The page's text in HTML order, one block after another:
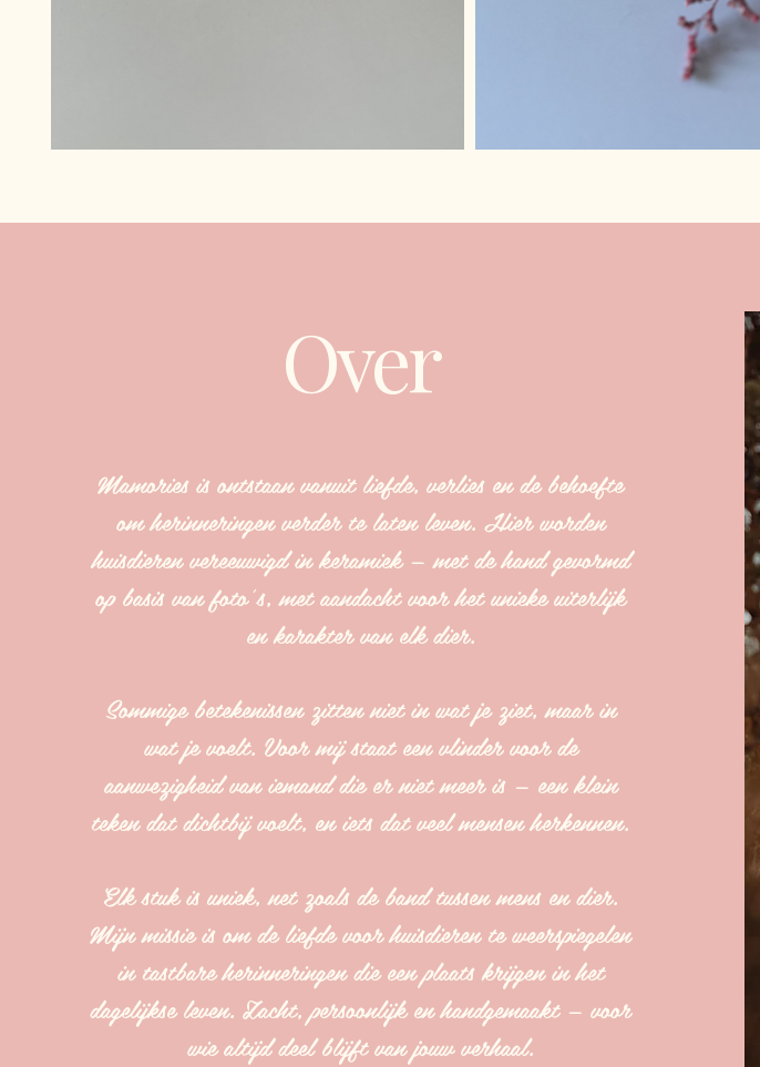
Over
Mamories is ontstaan vanuit liefde, verlies en de behoefte
om herinneringen verder te laten leven. Hier worden
huisdieren vereeuwigd in keramiek — met de hand gevormd
op basis van foto’s, met aandacht voor het unieke uiterlijk
en karakter van elk dier.
Sommige betekenissen zitten niet in wat je ziet, maar in
wat je voelt. Voor mij staat een vlinder voor de
aanwezigheid van iemand die er niet meer is — een klein
teken dat dichtbij voelt, en iets dat veel mensen herkennen.
Elk stuk is uniek, net zoals de band tussen mens en dier.
Mijn missie is om de liefde voor huisdieren te weerspiegelen
in tastbare herinneringen die een plaats krijgen in het
dagelijkse leven. Zacht, persoonlijk en handgemaakt — voor
wie altijd deel blijft van jouw verhaal.